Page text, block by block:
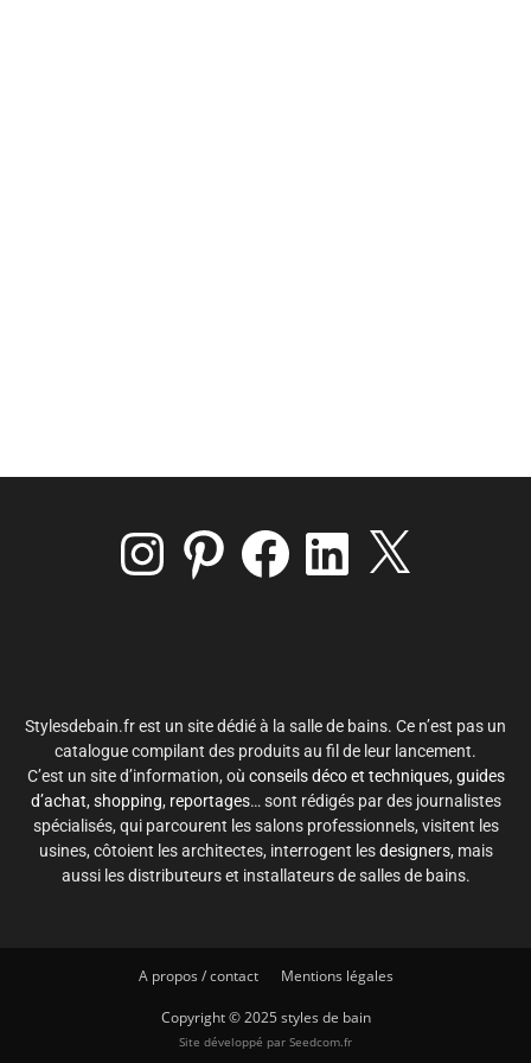
InstagramPinterest FacebookLinkedIn
Stylesdebain.fr est un site dédié à la salle de bains. Ce n’est pas un
catalogue compilant des produits au fil de leur lancement.
C’est un site d’information, où conseils déco et techniques, guides
d’achat, shopping, reportages… sont rédigés par des journalistes
spécialisés, qui parcourent les salons professionnels, visitent les
usines, côtoient les architectes, interrogent lesdesigners, mais
aussi les distributeurs et installateurs de salles de bains.
A propos / contact Mentions légales
Copyright © 2025 styles de bain
Site développé par Seedcom.fr